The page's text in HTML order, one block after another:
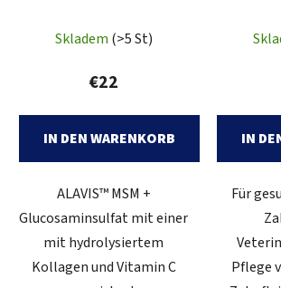
Skladem (>5 St)
€22
IN DEN WARENKORB
ALAVIS™ MSM +
Glucosaminsulfat mit einer
mit hydrolysiertem
Kollagen und Vitamin C
IN
Für
Pflege